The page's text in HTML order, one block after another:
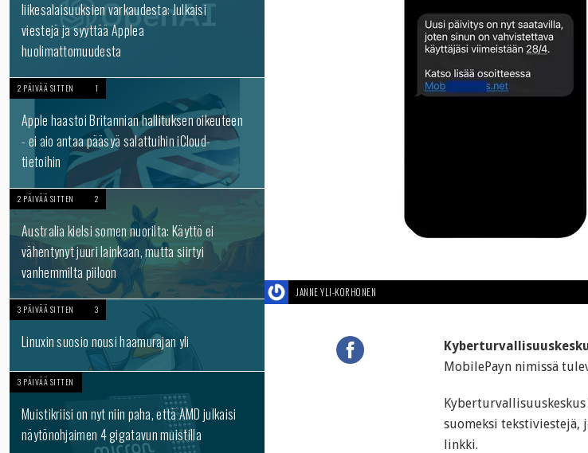
liikesalaisuuksien varkaudesta: Julkaisi
viestejä ja syyttää Applea
huolimattomuudesta
2 PÄIVÄÄ SITTEN 1
Apple haastoi Britannian hallituksen oikeuteen
- ei aio antaa pääsyä salattuihin iCloud-
tietoihin
2 PÄIVÄÄ SITTEN 2
Australia kielsi somen nuorilta: Käyttö ei
vähentynyt juuri lainkaan, mutta siirtyi
vanhemmilta piiloon
3 PÄIVÄÄ SITTEN 3
Linuxin suosio nousi haamurajan yli
3 PÄIVÄÄ SITTEN
Muistikriisi on nyt niin paha, että AMD julkaisi
näytönohjaimen 4 gigatavun muistilla
JANNE YLI-KORHONEN
MobilePayn nimissä
suomeksi tekstiviestejä,
linkki.